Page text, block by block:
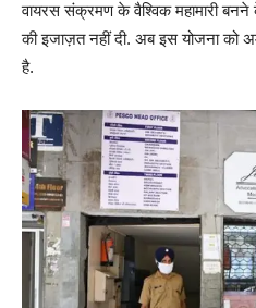
वायरस संक्रमण के वैश्विक महामारी
की इजाज़त नहीं दी. अब इस योजना को
है.